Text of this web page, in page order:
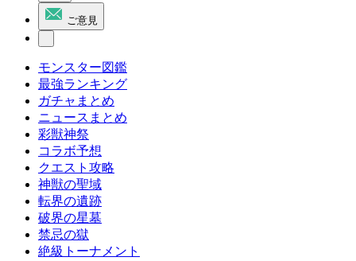
ご意見
モンスター図鑑
最強ランキング
ガチャまとめ
ニュースまとめ
彩獣神祭
コラボ予想
クエスト攻略
神獣の聖域
転界の遺跡
破界の星墓
禁忌の獄
絶級トーナメント